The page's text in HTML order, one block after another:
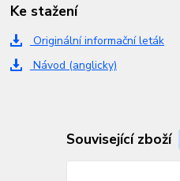
Ke stažení
Originální informační leták
Návod (anglicky)
Související zboží